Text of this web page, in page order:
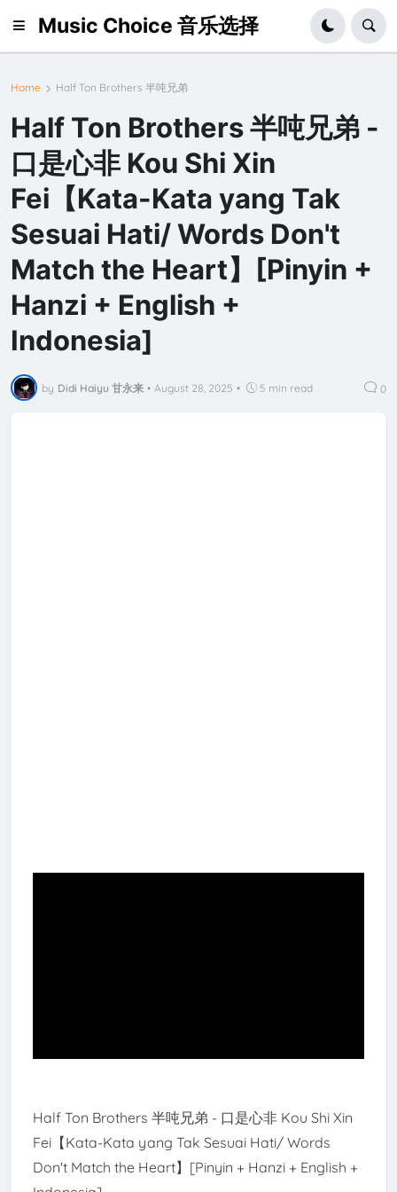
Music Choice 音乐选择
Home Half Ton Brothers 半吨兄弟
Half Ton Brothers 半吨兄弟 -
口是心非 Kou Shi Xin
Fei【Kata-Kata yang Tak
Sesuai Hati/ Words Don't
Match the Heart】[Pinyin +
Hanzi + English +
Indonesia]
by Didi Haiyu 甘永来 • August 28, 2025 • 5 min read 0
Half Ton Brothers 半吨兄弟 - 口是心非 Kou Shi Xin
Fei【Kata-Kata yang Tak Sesuai Hati/ Words
Don't Match the Heart】[Pinyin + Hanzi + English +